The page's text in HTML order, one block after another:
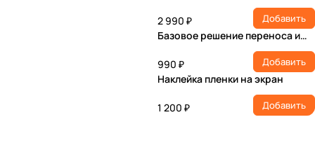
учетную запись, установим ПО
2 990 ₽
Добавить
Базовое решение переноса и
990 ₽
Добавить
Наклейка пленки на экран
1 200 ₽ Добавить